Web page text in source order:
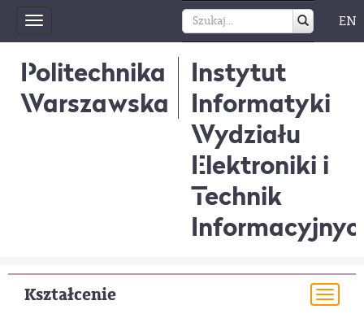
Toggle
navigation
EN
Politechnika
Warszawska
Instytut
Informatyki
Wydziału
Elektroniki i
Technik
Kształcenie